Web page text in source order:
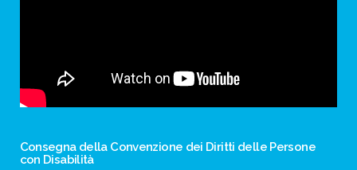
Consegna della Convenzione dei Diritti delle Persone
con Disabilità